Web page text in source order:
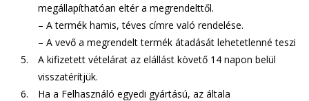
megállapíthatóan eltér a megrendelttől.
– A termék hamis, téves címre való rendelése.
– A vevő a megrendelt termék átadását lehetetlenné teszi
A kifizetett vételárat az elállást követő 14 napon belül
visszatérítjük.
Ha a Felhasználó egyedi gyártású, az általa